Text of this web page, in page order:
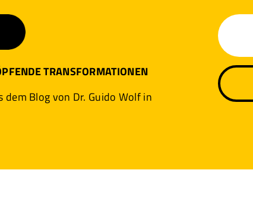
TRANSFORMATIONEN
dem Blog von Dr. Guido Wolf in